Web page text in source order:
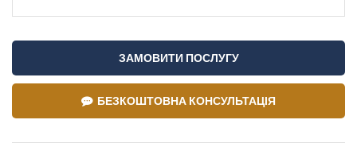
ЗАМОВИТИ ПОСЛУГУ
БЕЗКОШТОВНА КОНСУЛЬТАЦІЯ